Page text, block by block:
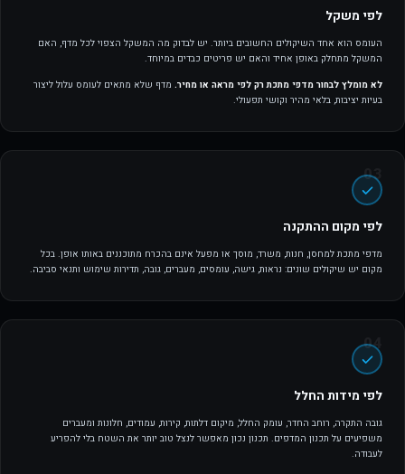
לפי משקל
העומס הוא אחד השיקולים החשובים ביותר. יש לבדוק מה המשקל הצפוי לכל מדף, האם
המשקל מתחלק באופן אחיד והאם יש פריטים כבדים במיוחד.
לא מומלץ לבחור מדפי מתכת רק לפי מראה או מחיר. מדף שלא מתאים לעומס עלול ליצור
בעיות יציבות, בלאי מהיר וקושי תפעולי.
לפי מקום ההתקנה
מדפי מתכת למחסן, חנות, משרד, מוסך או מפעל אינם בהכרח מתוכננים באותו אופן. בכל
מקום יש שיקולים שונים: נראות, גישה, עומסים, מעברים, גובה, תדירות שימוש ותנאי סביבה.
לפי מידות החלל
גובה התקרה, רוחב החדר, עומק החלל, מיקום דלתות, קירות, עמודים, חלונות ומעברים
משפיעים על תכנון המדפים. תכנון נכון מאפשר לנצל טוב יותר את השטח בלי להפריע
לעבודה.